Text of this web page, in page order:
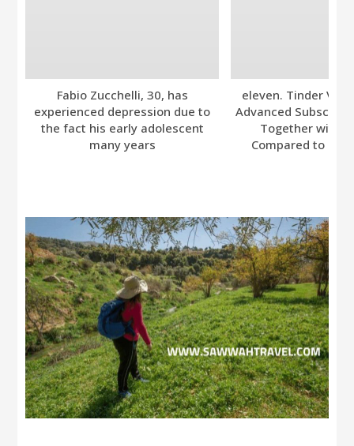
Fabio Zucchelli, 30, has
experienced depression due to
the fact his early adolescent
many years
eleven. Tinder
Advanced
Together with
Compared to